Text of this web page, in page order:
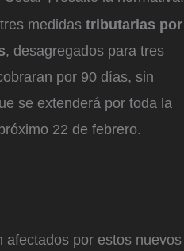
medidas tributarias por
, desagregados para tres
por 90 días, sin
se extenderá por toda la
22 de febrero.
afectados por estos nuevos